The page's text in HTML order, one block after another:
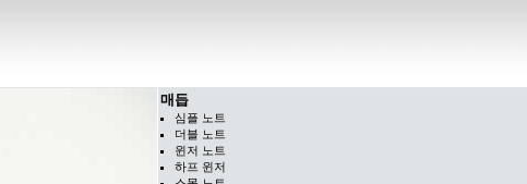
매듭
심플 노트
더블 노트
윈저 노트
하프 윈저